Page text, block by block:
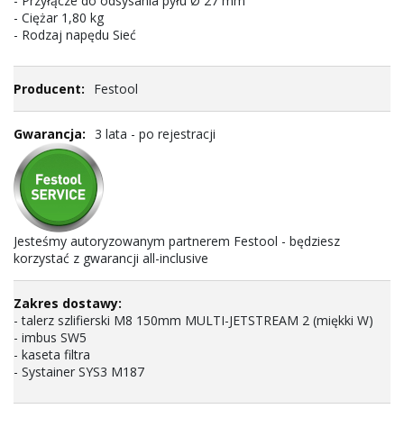
- Ciężar 1,80 kg
- Rodzaj napędu Sieć
Festool
3 lata - po rejestracji
Jesteśmy autoryzowanym partnerem Festool - będziesz
korzystać z gwarancji all-inclusive
- talerz szlifierski M8 150mm MULTI-JETSTREAM 2 (miękki W)
- imbus SW5
- kaseta filtra
- Systainer SYS3 M187